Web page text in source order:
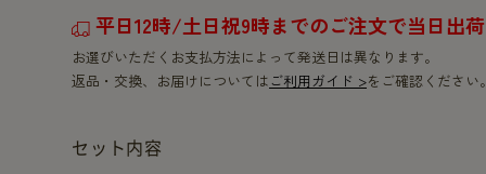
平日12時/土日祝9時までのご注文で当日出荷
お選びいただくお支払方法によって発送日は異なります。
返品・交換、お届けについてはご利用ガイド >をご確認ください。
セット内容